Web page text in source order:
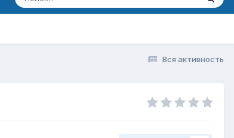
Вся активность